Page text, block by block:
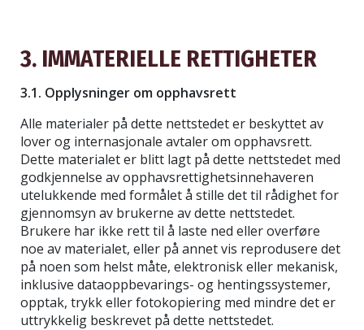
3. IMMATERIELLE RETTIGHETER
3.1. Opplysninger om opphavsrett
Alle materialer på dette nettstedet er beskyttet av
lover og internasjonale avtaler om opphavsrett.
Dette materialet er blitt lagt på dette nettstedet med
godkjennelse av opphavsrettighetsinnehaveren
utelukkende med formålet å stille det til rådighet for
gjennomsyn av brukerne av dette nettstedet.
Brukere har ikke rett til å laste ned eller overføre
noe av materialet, eller på annet vis reprodusere det
på noen som helst måte, elektronisk eller mekanisk,
inklusive dataoppbevarings- og hentingssystemer,
opptak, trykk eller fotokopiering med mindre det er
uttrykkelig beskrevet på dette nettstedet.